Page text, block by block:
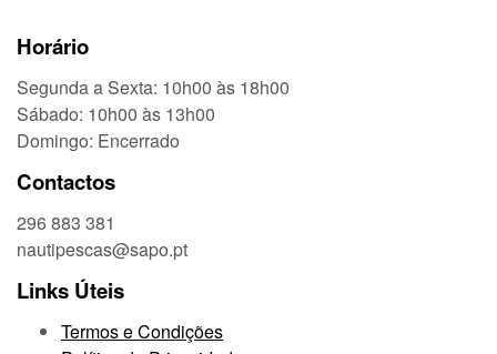
Horário
Segunda a Sexta: 10h00 às 18h00
Sábado: 10h00 às 13h00
Domingo: Encerrado
Contactos
296 883 381
nautipescas@sapo.pt
Links Úteis
Termos e Condições